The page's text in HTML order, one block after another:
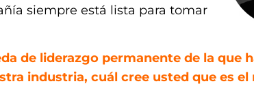
siempre está lista para tomar
de liderazgo permanente de la que
industria, cuál cree usted que es